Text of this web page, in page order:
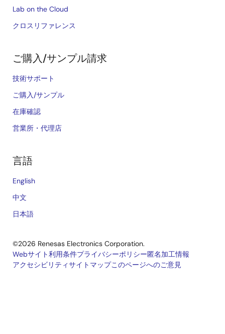
Lab on the Cloud
クロスリファレンス
ご購入/サンプル請求
技術サポート
ご購入/サンプル
在庫確認
営業所・代理店
言語
English
中文
日本語
©2026 Renesas Electronics Corporation.
Legal
Webサイト利用条件プライバシーポリシー匿名加工情報
アクセシビリティサイトマップこのページへのご意見